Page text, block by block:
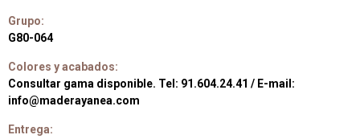
Grupo:
G80-064
Colores y acabados:
Consultar gama disponible. Tel: 91.604.24.41 / E-mail:
info@maderayanea.com
Entrega: